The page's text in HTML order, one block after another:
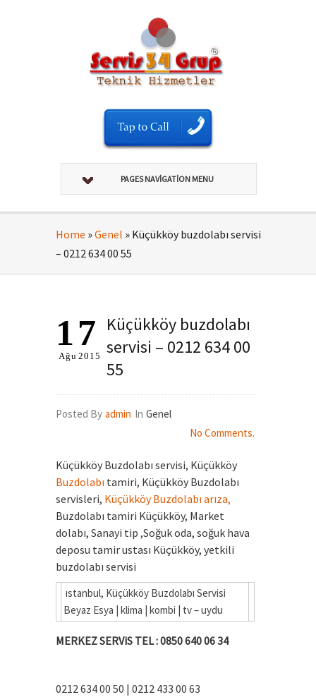
PAGES NAVIGATION MENU
Home »Genel » Küçükköy buzdolabı servisi
– 0212 634 00 55
Küçükköy buzdolabı
servisi – 0212 634 00
55
17
Ağu 2015
Posted By admin In Genel
No Comments.
Küçükköy Buzdolabı servisi, Küçükköy
Buzdolabı tamiri, Küçükköy Buzdolabı
servisleri, Küçükköy Buzdolabı arıza,
Buzdolabı tamiri Küçükköy, Market
dolabı, Sanayi tip ,Soğuk oda, soğuk hava
deposu tamir ustası Küçükköy, yetkili
buzdolabı servisi
ıstanbul, Küçükköy Buzdolabı Servisi
Beyaz Esya | klima | kombi | tv – uydu
MERKEZ SERViS TEL:0850 640 06 34
0212 634 00 50 | 0212 433 00 63